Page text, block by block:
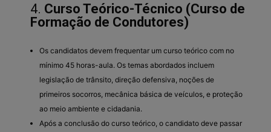
4. Curso Teórico-Técnico (Curso de
Formação de Condutores)
Os candidatos devem frequentar um curso teórico com no
mínimo 45 horas-aula. Os temas abordados incluem
legislação de trânsito, direção defensiva, noções de
primeiros socorros, mecânica básica de veículos, e proteção
ao meio ambiente e cidadania.
Após a conclusão do curso teórico, o candidato deve passar